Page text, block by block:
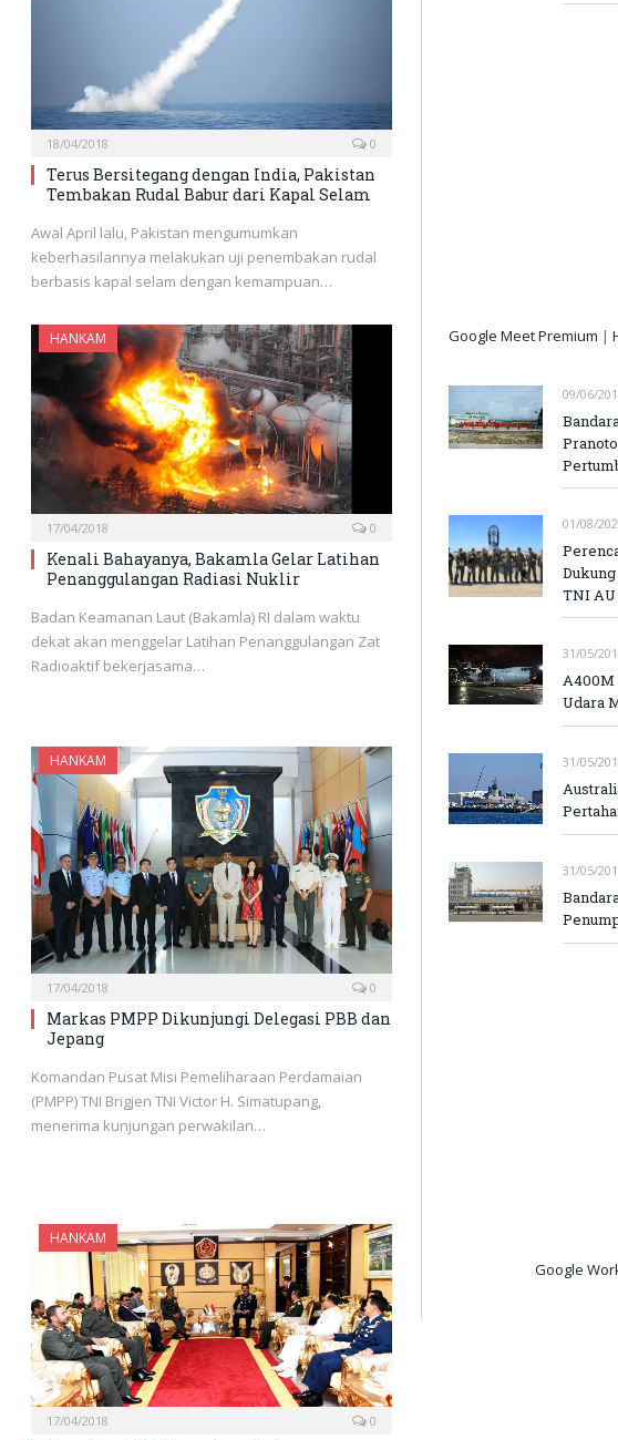
18/04/2018 0
Terus Bersitegang dengan India, Pakistan
Tembakan Rudal Babur dari Kapal Selam
Awal April lalu, Pakistan mengumumkan
keberhasilannya melakukan uji penembakan rudal
berbasis kapal selam dengan kemampuan…
HANKAM
17/04/2018 0
Kenali Bahayanya, Bakamla Gelar Latihan
Penanggulangan Radiasi Nuklir
Badan Keamanan Laut (Bakamla) RI dalam waktu
dekat akan menggelar Latihan Penanggulangan Zat
Radioaktif bekerjasama…
HANKAM
17/04/2018 0
Markas PMPP Dikunjungi Delegasi PBB dan
Jepang
Komandan Pusat Misi Pemeliharaan Perdamaian
(PMPP) TNI Brigjen TNI Victor H. Simatupang,
menerima kunjungan perwakilan…
HANKAM
17/04/2018 0
Google Meet Premium |
09/06/
01/08/
TNI AU
31/05/
A400M
Udara
31/05/
31/05/
Google